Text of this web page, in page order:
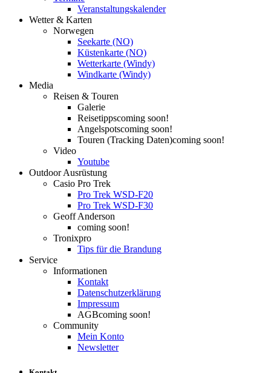
Veranstaltungskalender
Wetter & Karten
Norwegen
Seekarte (NO)
Küstenkarte (NO)
Wetterkarte (Windy)
Windkarte (Windy)
Media
Reisen & Touren
Galerie
Reisetippscoming soon!
Angelspotscoming soon!
Touren (Tracking Daten)coming soon!
Video
Youtube
Outdoor Ausrüstung
Casio Pro Trek
Pro Trek WSD-F20
Pro Trek WSD-F30
Geoff Anderson
coming soon!
Tronixpro
Tips für die Brandung
Service
Informationen
Kontakt
Datenschutzerklärung
Impressum
AGBcoming soon!
Community
Mein Konto
Newsletter